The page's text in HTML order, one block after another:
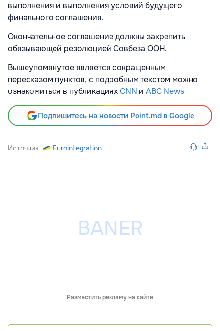
выполнения и выполнения условий будущего
финального соглашения.
Окончательное соглашение должны закрепить
обязывающей резолюцией Совбеза ООН.
Вышеупомянутое является сокращенным
пересказом пунктов, с подробным текстом можно
ознакомиться в публикацияхCNN и ABC News
Подпишитесь на новости Point.md в Google
Источник Eurointegration
Разместить рекламу на сайте